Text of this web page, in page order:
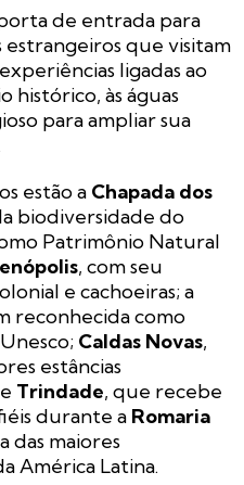
de entrada para
que visitam
ligadas ao
histórico, às águas
para ampliar sua
estão a Chapada dos
biodiversidade do
Patrimônio Natural
, com seu
e cachoeiras; a
reconhecida como
Caldas Novas,
estâncias
Trindade, que recebe
durante a Romaria
das maiores
América Latina.